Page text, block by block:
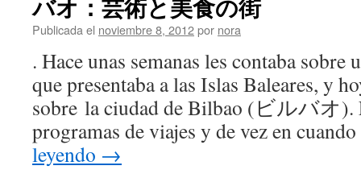
バオ：芸術と美食の街
Publicada el noviembre 8, 2012por nora
. Hace unas semanas les contaba sobre
que presentaba a las Islas Baleares, y
sobre la ciudad de Bilbao (ビルバオ).
programas de viajes y de vez en
leyendo →